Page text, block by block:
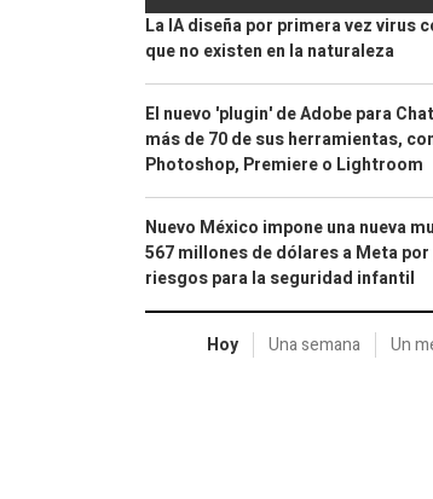
La IA diseña por primera vez virus
que no existen en la naturaleza
El nuevo 'plugin' de Adobe para
más de 70 de sus herramientas,
Photoshop, Premiere o Lightroom
Nuevo México impone una nueva
567 millones de dólares a Meta
riesgos para la seguridad infantil
Hoy Una semana Un